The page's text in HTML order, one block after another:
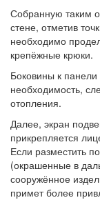
Собранную таким
стене, отметив
необходимо
крепёжные крюки.
Боковины к
необходимость,
отопления.
Далее, экран
прикрепляется
Если разместить
(окрашенные в
сооружённое
примет более